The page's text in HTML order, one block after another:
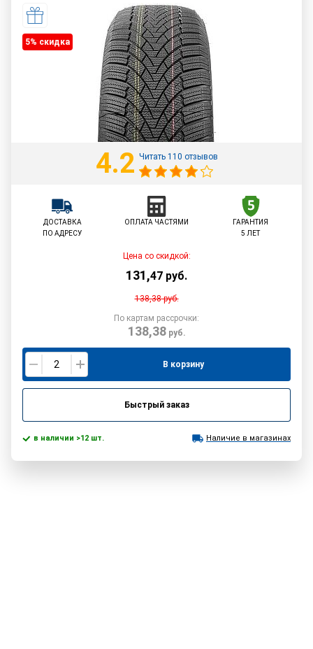
5% cкидка
4.2 Читать 110 отзывов
ДОСТАВКА
ПО АДРЕСУ
ОПЛАТА ЧАСТЯМИ
ГАРАНТИЯ
5 ЛЕТ
Цена со скидкой:
131,47 руб.
138,38руб.
По картам рассрочки:
138,38руб.
В корзину
Быстрый заказ
в наличии >12 шт. Наличие в магазинах